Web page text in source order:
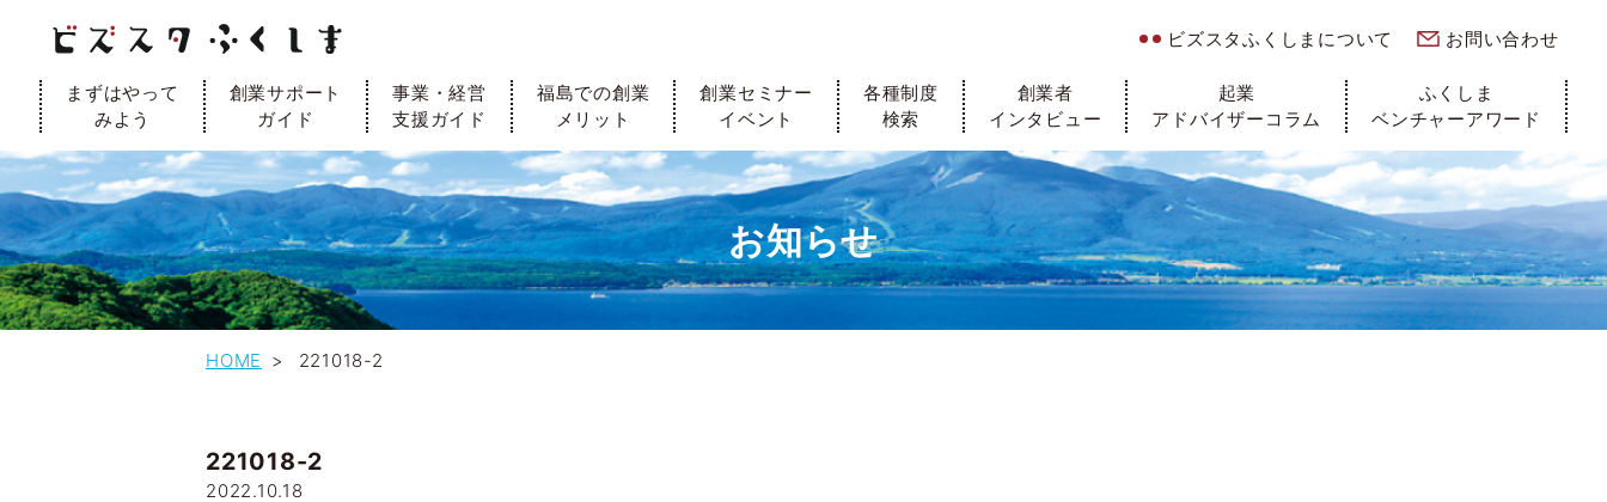
ビズスタふくしまについて お問い合わせ
まずはやって
みよう
創業サポート
ガイド
事業・経営
支援ガイド
福島での創業
メリット
創業セミナー
イベント
各種制度
検索
創業者
インタビュー
起業
アドバイザーコラム
ふくしま
ベンチャーアワード
お知らせ
HOME 221018-2
221018-2
2022.10.18